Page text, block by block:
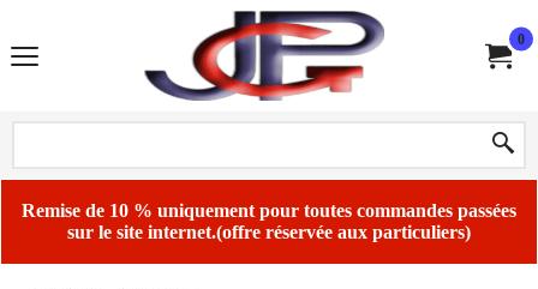
0
Remise de 10 % uniquement pour toutes commandes passées
sur le site internet.(offre réservée aux particuliers)